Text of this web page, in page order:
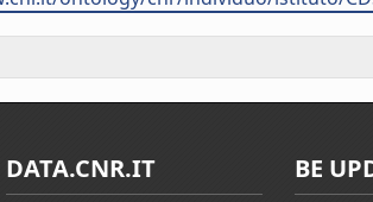
DATA.CNR.IT BE